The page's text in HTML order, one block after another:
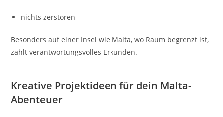
nichts zerstören
Besonders auf einer Insel wie Malta, wo Raum begrenzt ist,
zählt verantwortungsvolles Erkunden.
Kreative Projektideen für dein Malta-
Abenteuer